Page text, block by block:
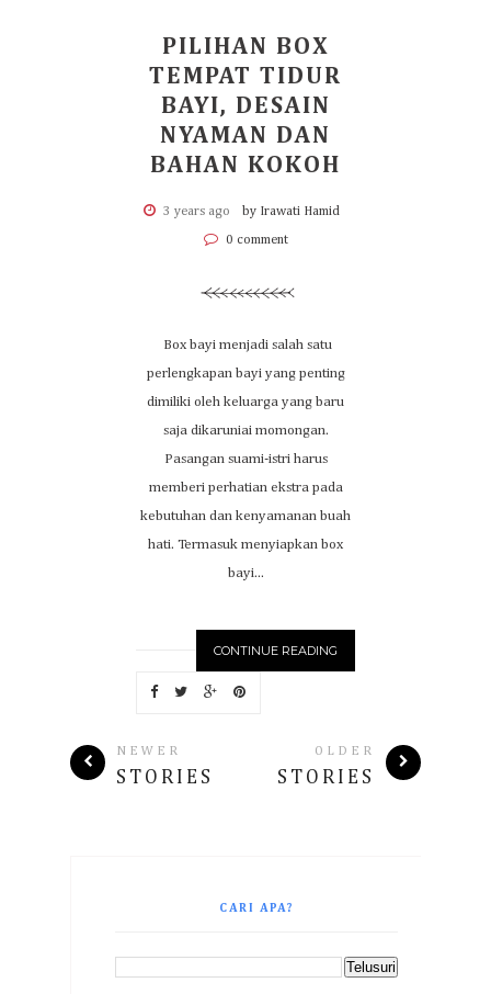
PILIHAN BOX
TEMPAT TIDUR
BAYI, DESAIN
NYAMAN DAN
BAHAN KOKOH
3 years ago by Irawati Hamid
0 comment
Box bayi menjadi salah satu
perlengkapan bayi yang penting
dimiliki oleh keluarga yang baru
saja dikaruniai momongan.
Pasangan suami-istri harus
memberi perhatian ekstra pada
kebutuhan dan kenyamanan buah
hati. Termasuk menyiapkan box
bayi...
CONTINUE READING
NEWER
STORIES
OLDER
STORIES
CARI APA?